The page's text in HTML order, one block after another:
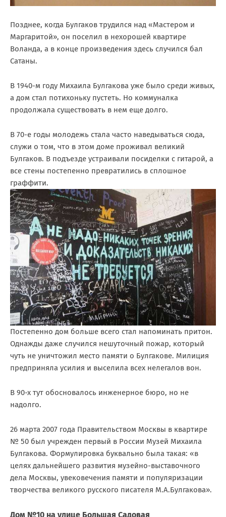
Позднее, когда Булгаков трудился над «Мастером и
Маргаритой», он поселил в нехорошей квартире
Воланда, а в конце произведения здесь случился бал
Сатаны.
В 1940-м году Михаила Булгакова уже было среди живых,
а дом стал потихоньку пустеть. Но коммуналка
продолжала существовать в нем еще долго.
В 70-е годы молодежь стала часто наведываться сюда,
служи о том, что в этом доме проживал великий
Булгаков. В подъезде устраивали посиделки с гитарой, а
все стены постепенно превратились в сплошное
граффити.
Постепенно дом больше всего стал напоминать притон.
Однажды даже случился нешуточный пожар, который
чуть не уничтожил место памяти о Булгакове. Милиция
предприняла усилия и выселила всех нелегалов вон.
В 90-х тут обосновалось инженерное бюро, но не
надолго.
26 марта 2007 года Правительством Москвы в квартире
№ 50 был учрежден первый в России Музей Михаила
Булгакова. Формулировка буквально была такая: «в
целях дальнейшего развития музейно-выставочного
дела Москвы, увековечения памяти и популяризации
творчества великого русского писателя М.А.Булгакова».
Дом №10 на улице Большая Садовая